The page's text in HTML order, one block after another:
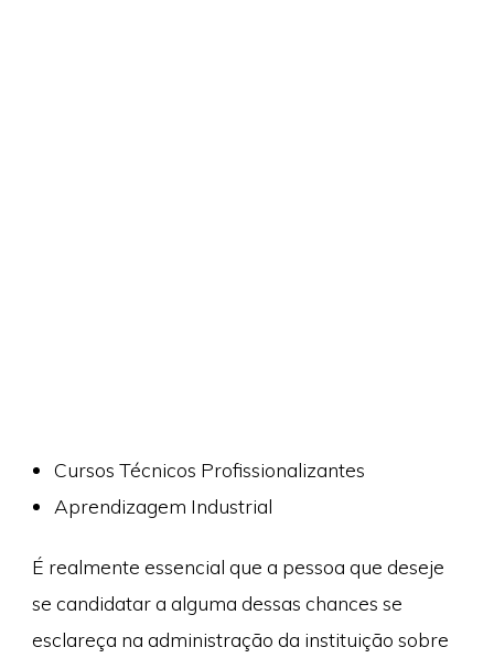
Cursos Técnicos Profissionalizantes
Aprendizagem Industrial
É realmente essencial que a pessoa que deseje
se candidatar a alguma dessas chances se
esclareça na administração da instituição sobre